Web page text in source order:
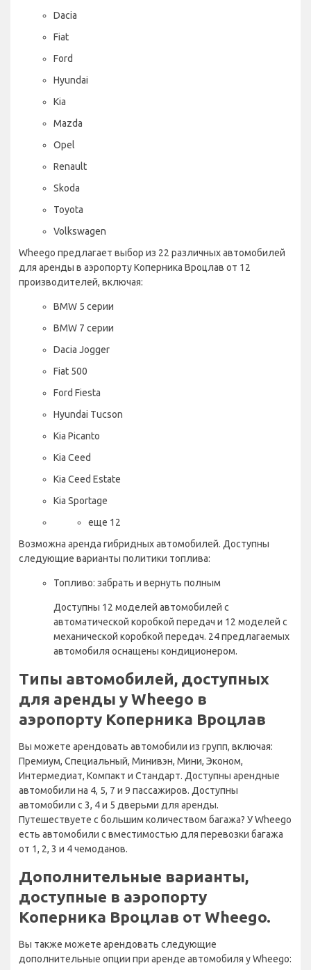
Dacia
Fiat
Ford
Hyundai
Kia
Mazda
Opel
Renault
Skoda
Toyota
Volkswagen
Wheego предлагает выбор из 22 различных автомобилей
для аренды в аэропорту Коперника Вроцлав от 12
производителей, включая:
BMW 5 серии
BMW 7 серии
Dacia Jogger
Fiat 500
Ford Fiesta
Hyundai Tucson
Kia Picanto
Kia Ceed
Kia Ceed Estate
Kia Sportage
еще 12
Возможна аренда гибридных автомобилей. Доступны
следующие варианты политики топлива:
Топливо: забрать и вернуть полным
Доступны 12 моделей автомобилей с
автоматической коробкой передач и 12 моделей с
механической коробкой передач. 24 предлагаемых
автомобиля оснащены кондиционером.
Типы автомобилей, доступных
для аренды у Wheego в
аэропорту Коперника Вроцлав
Вы можете арендовать автомобили из групп, включая:
Премиум, Специальный, Минивэн, Мини, Эконом,
Интермедиат, Компакт и Стандарт. Доступны арендные
автомобили на 4, 5, 7 и 9 пассажиров. Доступны
автомобили с 3, 4 и 5 дверьми для аренды.
Путешествуете с большим количеством багажа? У Wheego
есть автомобили с вместимостью для перевозки багажа
от 1, 2, 3 и 4 чемоданов.
Дополнительные варианты,
доступные в аэропорту
Коперника Вроцлав от Wheego.
Вы также можете арендовать следующие
дополнительные опции при аренде автомобиля у Wheego: